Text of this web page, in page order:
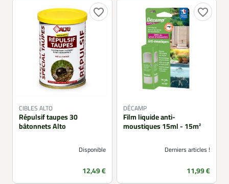
favorite_border
CIBLES ALTO
Répulsif taupes 30
bâtonnets Alto
Disponible
Prix
12,49 €
favorite_border
DÉCAMP
Film liquide anti-
moustiques 15ml - 15m²
Derniers articles !
Prix
11,99 €